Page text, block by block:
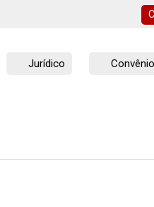
Jurídico